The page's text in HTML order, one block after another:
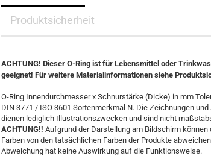
Produktsicherheit
ACHTUNG! Dieser O-Ring ist für Lebensmittel oder
geeignet! Für weitere Materialinformationen siehe
O-Ring Innendurchmesser x Schnurstärke (Dicke) in mm
DIN 3771 / ISO 3601 Sortenmerkmal N. Die Zeichnungen und
dienen lediglich Illustrationszwecken und sind nicht
ACHTUNG!! Aufgrund der Darstellung am Bildschirm können
Farben von den tatsächlichen Farben der Produkte
Abweichung hat keine Auswirkung auf die Funktionsweise.